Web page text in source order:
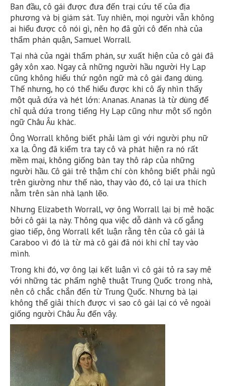
Ban đầu, cô gái được đưa đến trại cứu tế của địa
phương và bị giám sát. Tuy nhiên, mọi người vẫn không
ai hiểu được cô nói gì, nên họ đã gửi cô đến nhà của
thẩm phán quận, Samuel Worrall.
Tại nhà của ngài thẩm phán, sự xuất hiện của cô gái đã
gây xôn xao. Ngay cả những người hầu người Hy Lạp
cũng không hiểu thứ ngôn ngữ mà cô gái đang dùng.
Thế nhưng, họ có thể hiểu được khi cô ấy nhìn thấy
một quả dứa và hét lớn: Ananas. Ananas là từ dùng để
chỉ quả dứa trong tiếng Hy Lạp cũng như một số ngôn
ngữ Châu Âu khác.
Ông Worrall không biết phải làm gì với người phụ nữ
xa lạ. Ông đã kiểm tra tay cô và phát hiện ra nó rất
mềm mại, không giống bàn tay thô ráp của những
người hầu. Cô gái trẻ thậm chí còn không biết phải ngủ
trên giường như thế nào, thay vào đó, cô lại ưa thích
nằm trên sàn nhà lạnh lẽo.
Nhưng Elizabeth Worrall, vợ ông Worrall lại bị mê hoặc
bởi cô gái lạ này. Thông qua việc dỗ dành và cố gắng
giao tiếp, ông Worrall kết luận rằng tên của cô gái là
Caraboo vì đó là từ mà cô gái đã nói khi chỉ tay vào
mình.
Trong khi đó, vợ ông lại kết luận vì cô gái tỏ ra say mê
với những tác phẩm nghệ thuật Trung Quốc trong nhà,
nên cô chắc chắn đến từ Trung Quốc. Nhưng bà lại
không thể giải thích được vì sao cô gái lại có vẻ ngoài
giống người Châu Âu đến vậy.